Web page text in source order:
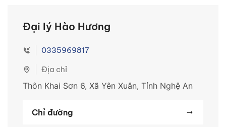
Đại lý Hào Hương
0335969817
Địa chỉ
Thôn Khai Sơn 6, Xã Yên Xuân, Tỉnh Nghệ An
Chỉ đường